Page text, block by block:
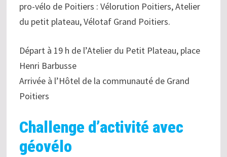
pro-vélo de Poitiers : Vélorution Poitiers, Atelier
du petit plateau, Vélotaf Grand Poitiers.
Départ à 19 h de l’Atelier du Petit Plateau, place
Henri Barbusse
Arrivée à l’Hôtel de la communauté de Grand
Poitiers
Challenge d’activité avec
géovélo